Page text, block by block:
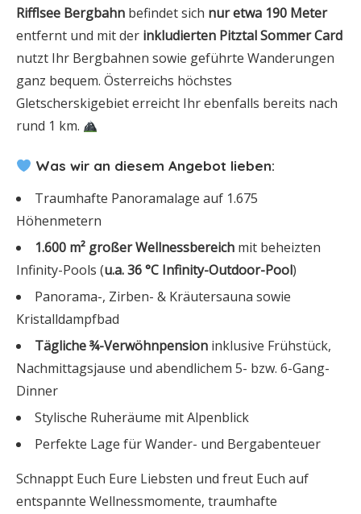
Rifflsee Bergbahn befindet sich nur etwa 190 Meter
entfernt und mit der inkludierten Pitztal Sommer Card
nutzt Ihr Bergbahnen sowie geführte Wanderungen
ganz bequem. Österreichs höchstes
Gletscherskigebiet erreicht Ihr ebenfalls bereits nach
rund 1 km.
Was wir an diesem Angebot lieben:
Traumhafte Panoramalage auf 1.675
Höhenmetern
1.600 m² großer Wellnessbereich mit beheizten
Infinity-Pools (u.a. 36 °C Infinity-Outdoor-Pool)
Panorama-, Zirben- & Kräutersauna sowie
Kristalldampfbad
Tägliche ¾-Verwöhnpension inklusive Frühstück,
Nachmittagsjause und abendlichem 5- bzw. 6-Gang-
Dinner
Stylische Ruheräume mit Alpenblick
Perfekte Lage für Wander- und Bergabenteuer
Schnappt Euch Eure Liebsten und freut Euch auf
entspannte Wellnessmomente, traumhafte